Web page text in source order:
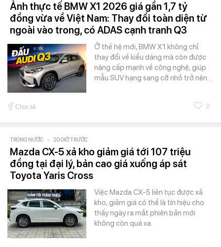
Ảnh thực tế BMW X1 2026 giá gần 1,7 tỷ
đồng vừa về Việt Nam: Thay đổi toàn diện từ
ngoài vào trong, có ADAS cạnh tranh Q3
Ở thế hệ mới, BMW X1 không chỉ
thay đổi về kiểu dáng mà còn được
nâng cấp mạnh về công nghệ, giúp
mẫu SUV hạng sang cỡ nhỏ trở nên…
Chia sẻ 0
TRONG NƯỚC - 20 GIỜ TRƯỚC
Mazda CX-5 xả kho giảm giá tới 107 triệu
đồng tại đại lý, bản cao giá xuống áp sát
Toyota Yaris Cross
Việc Mazda CX-5 liên tục được xả
kho, giảm giá có thể là tín hiệu cho
thấy ngày ra mắt phiên bản mới
không còn quá xa.